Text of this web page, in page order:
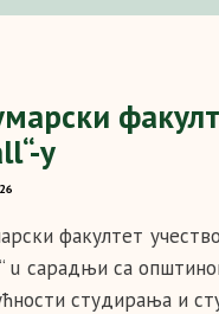
у
факултет
u сарадњи са
студирања и